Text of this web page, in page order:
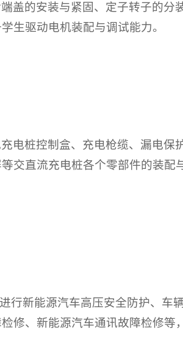
盖的安装与紧固、定子转子的分
生驱动电机装配与调试能力。
电桩控制盒、充电枪缆、漏电保
交直流充电桩各个零部件的装配
行新能源汽车高压安全防护、车
修、新能源汽车通讯故障检修等